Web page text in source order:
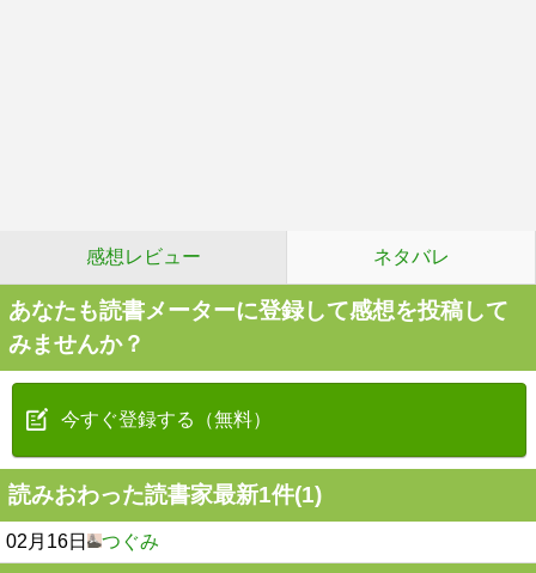
感想レビュー ネタバレ
あなたも読書メーターに登録して感想を投稿して
みませんか？
今すぐ登録する（無料）
読みおわった読書家最新1件(1)
02月16日 つぐみ